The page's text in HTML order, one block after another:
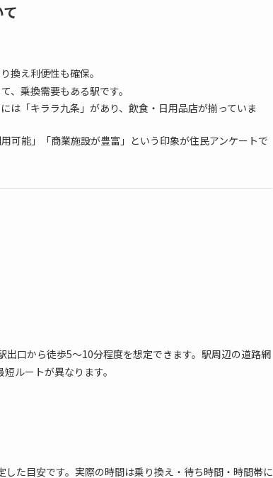
換え利便性も確保。
、乗換需要もある駅です。
は「キララ九条」があり、飲食・日用品店が揃っていま
可能」「商業施設が豊富」という印象が住民アンケートで
出口から徒歩5〜10分程度を想定できます。駅周辺の道路網
ルートが異なります。
た目安です。実際の時間は乗り換え・待ち時間・時間帯に